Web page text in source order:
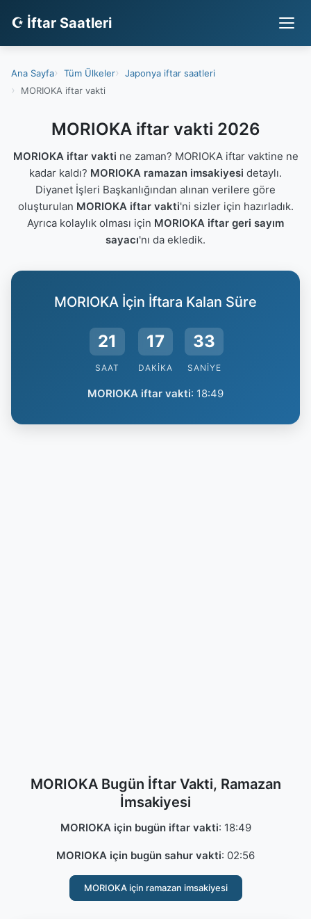
☪ İftar Saatleri
Ana Sayfa Tüm Ülkeler
Japonya iftar saatleri
MORIOKA iftar vakti
MORIOKA iftar vakti 2026
MORIOKA iftar vakti ne zaman? MORIOKA iftar vaktine ne
kadar kaldı? MORIOKA ramazan imsakiyesi detaylı.
Diyanet İşleri Başkanlığından alınan verilere göre
oluşturulan MORIOKA iftar vakti'ni sizler için hazırladık.
Ayrıca kolaylık olması için MORIOKA iftar geri sayım
sayacı'nı da ekledik.
MORIOKA İçin İftara Kalan Süre
21
SAAT
17
DAKIKA
33
SANIYE
MORIOKA iftar vakti: 18:49
MORIOKA Bugün İftar Vakti, Ramazan
İmsakiyesi
MORIOKA için bugün iftar vakti: 18:49
MORIOKA için bugün sahur vakti: 02:56
MORIOKA için ramazan imsakiyesi